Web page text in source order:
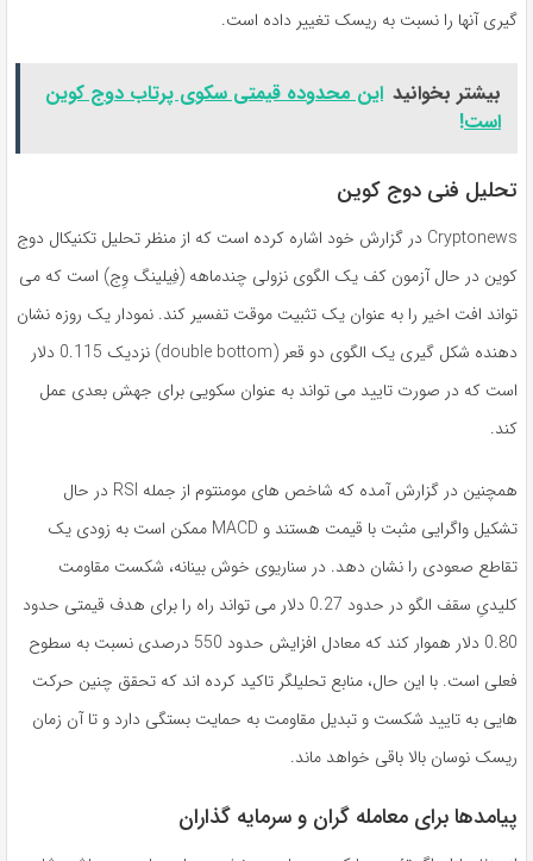
گیری آنها را نسبت به ریسک تغییر داده است.
بیشتر بخوانید این محدوده قیمتی سکوی پرتاب دوج کوین
است!
تحلیل فنی دوج کوین
Cryptonews در گزارش خود اشاره کرده است که از منظر تحلیل تکنیکال دوج
کوین در حال آزمون کف یک الگوی نزولی چندماهه (فِیلینگ وِج) است که می
تواند افت اخیر را به عنوان یک تثبیت موقت تفسیر کند. نمودار یک روزه نشان
دهنده شکل گیری یک الگوی دو قعر (double bottom) نزدیک 0.115 دلار
است که در صورت تایید می تواند به عنوان سکویی برای جهش بعدی عمل
کند.
همچنین در گزارش آمده که شاخص های مومنتوم از جمله RSI در حال
تشکیل واگرایی مثبت با قیمت هستند و MACD ممکن است به زودی یک
تقاطع صعودی را نشان دهد. در سناریوی خوش بینانه، شکست مقاومت
کلیدیِ سقف الگو در حدود 0.27 دلار می تواند راه را برای هدف قیمتی حدود
0.80 دلار هموار کند که معادل افزایش حدود 550 درصدی نسبت به سطوح
فعلی است. با این حال، منابع تحلیلگر تاکید کرده اند که تحقق چنین حرکت
هایی به تایید شکست و تبدیل مقاومت به حمایت بستگی دارد و تا آن زمان
ریسک نوسان بالا باقی خواهد ماند.
پیامدها برای معامله گران و سرمایه گذاران